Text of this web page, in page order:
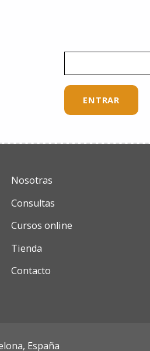
Nosotras
Consultas
Cursos online
Tienda
Contacto
España